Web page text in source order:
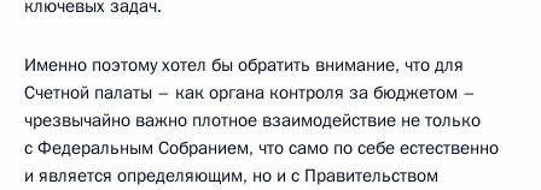
ключевых задач.
Именно поэтому хотел бы обратить внимание, что для
Счетной палаты – как органа контроля за бюджетом –
чрезвычайно важно плотное взаимодействие не только
с Федеральным Собранием, что само по себе естественно
и является определяющим, но и с Правительством